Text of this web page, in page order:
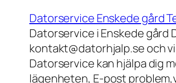
Datorservice Enskede gård
Datorservice i Enskede gård
kontakt@datorhjalp.se och
Datorservice kan hjälpa dig
lägenheten, E-post